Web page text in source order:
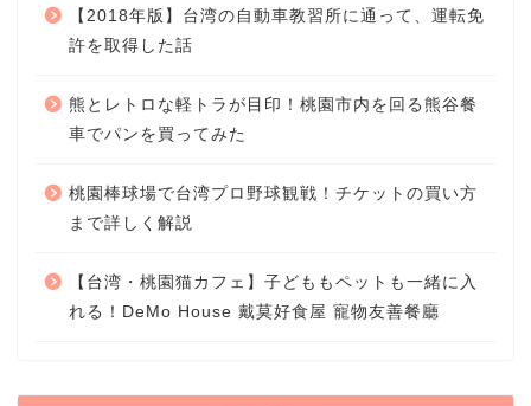
【2018年版】台湾の自動車教習所に通って、運転免
許を取得した話
熊とレトロな軽トラが目印！桃園市内を回る熊谷餐
車でパンを買ってみた
桃園棒球場で台湾プロ野球観戦！チケットの買い方
まで詳しく解説
【台湾・桃園猫カフェ】子どももペットも一緒に入
れる！DeMo House 戴莫好食屋 寵物友善餐廳